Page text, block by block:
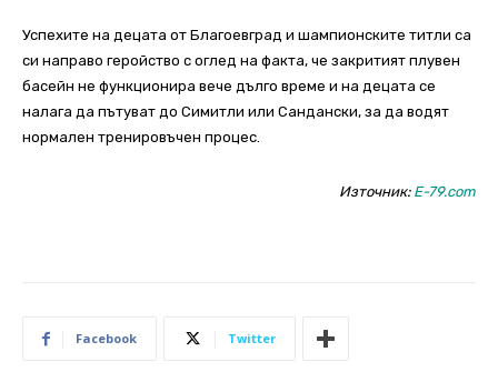
Успехите на децата от Благоевград и шампионските титли са
си направо геройство с оглед на факта, че закритият плувен
басейн не функционира вече дълго време и на децата се
налага да пътуват до Симитли или Сандански, за да водят
нормален тренировъчен процес.
Източник: E-79.com
Facebook Twitter